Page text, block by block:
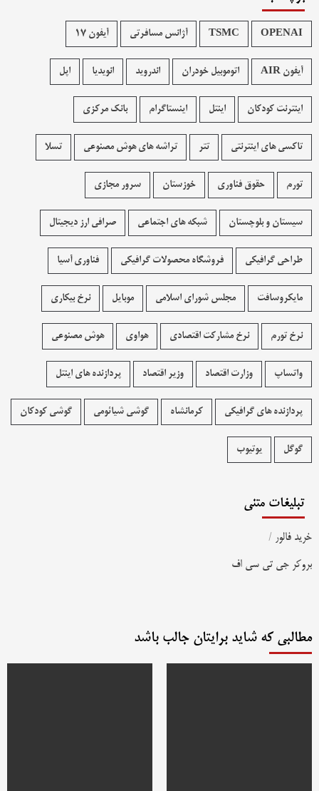
OPENAI
TSMC آژانس مسافرتی آیفون 17
آیفون AIR اتوموبیل خودران اندروید انویدیا اپل
اینترنت کودکان اینتل اینستاگرام بانک مرکزی
تاکسی های اینترنتی تتر تراشه های هوش مصنوعی تسلا
تورم حقوق فناوری خوزستان سرور مجازی
سیستان و بلوچستان شبکه های اجتماعی صرافی ارز دیجیتال
طراحی گرافیکی فروشگاه محصولات گرافيکی فناوری آسیا
مایکروسافت مجلس شورای اسلامی موبایل نرخ بیکاری
نرخ تورم نرخ مشارکت اقتصادی هواوی هوش مصنوعی
واتساپ وزارت اقتصاد وزیر اقتصاد پردازنده های اینتل
پردازنده های گرافیکی کرمانشاه گوشی شیائومی گوشی کودکان
گوگل یوتیوب
تبلیغات متنی
خرید فالور /
بروکر جی تی سی اف
مطالبی که شاید برایتان جالب باشد